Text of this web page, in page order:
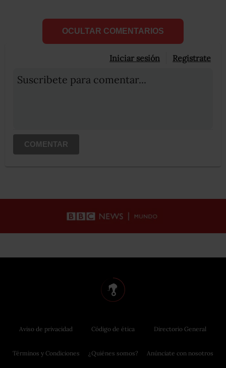
OCULTAR COMENTARIOS
Iniciar sesión Registrate
Suscribete para comentar...
COMENTAR
Aviso de privacidad
Términos y Condiciones
Código de ética
¿Quiénes somos?
Directorio General
Anúnciate con nosotros